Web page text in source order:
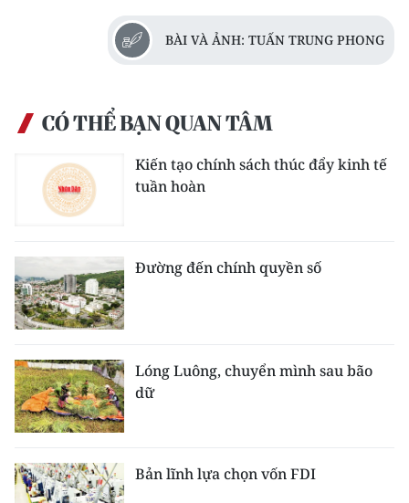
BÀI VÀ ẢNH: TUẤN TRUNG PHONG
CÓ THỂ BẠN QUAN TÂM
Kiến tạo chính sách thúc đẩy kinh tế
tuần hoàn
Đường đến chính quyền số
Lóng Luông, chuyển mình sau bão
dữ
Bản lĩnh lựa chọn vốn FDI